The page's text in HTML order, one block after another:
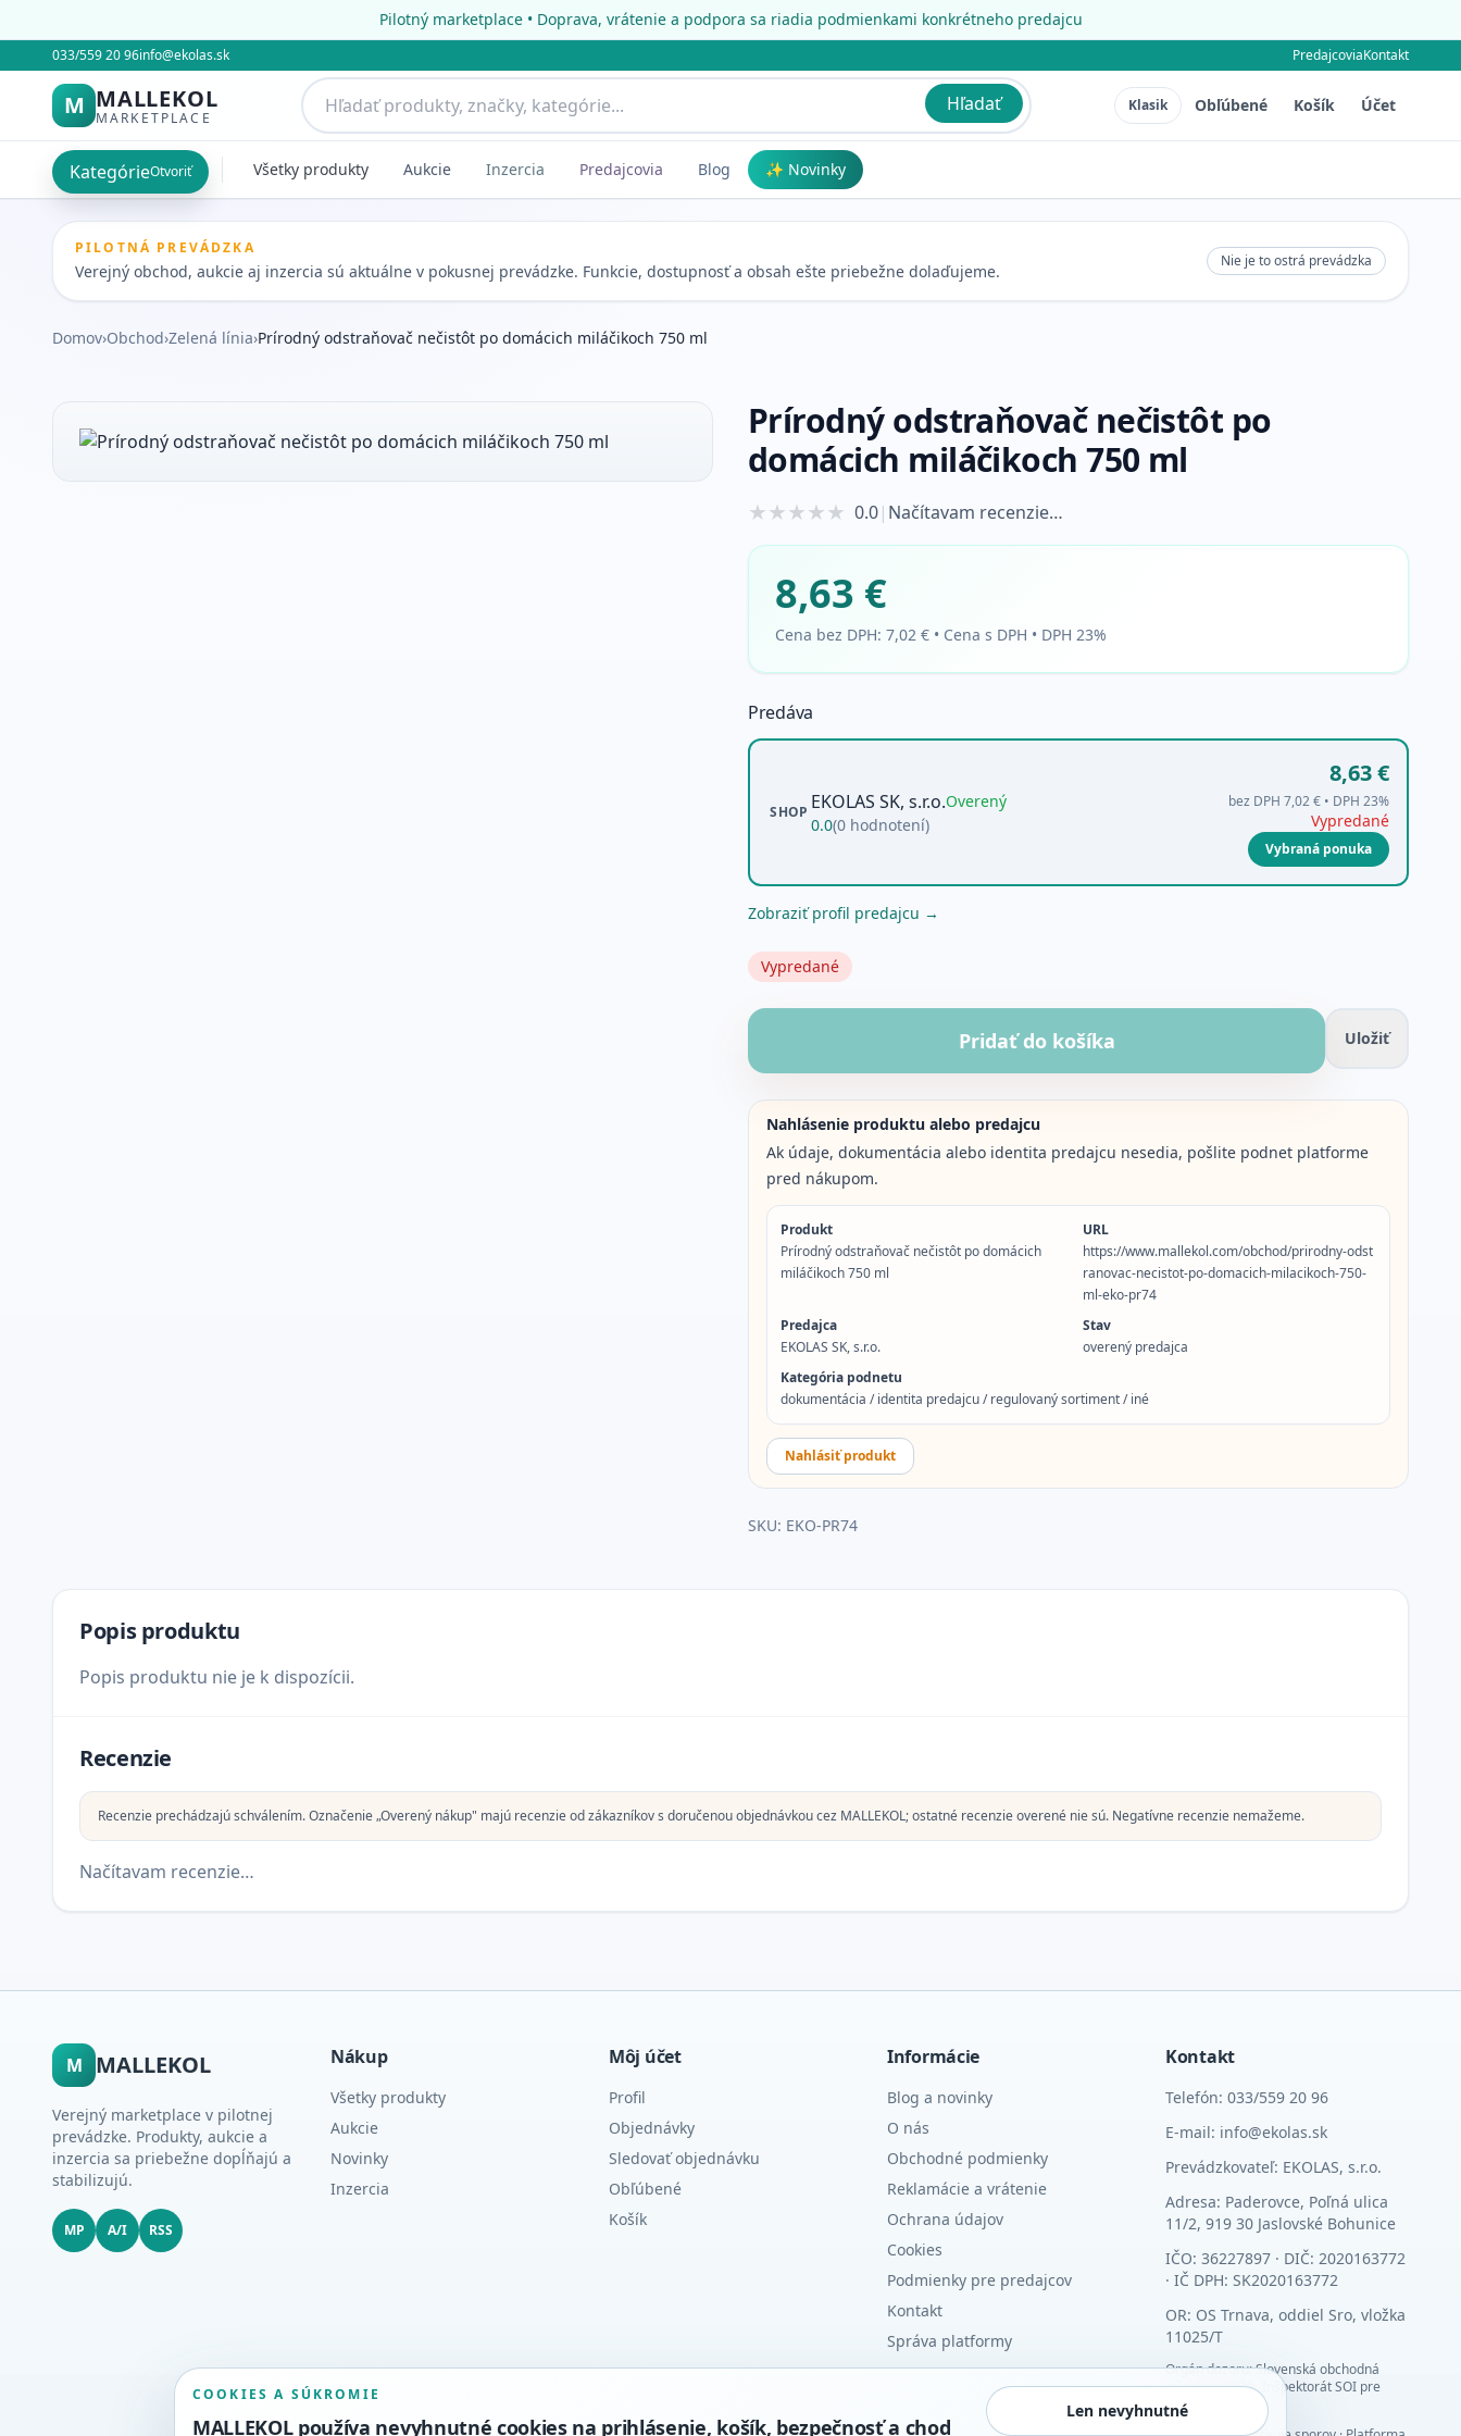
Pilotný marketplace • Doprava, vrátenie a podpora sa riadia podmienkami konkrétneho predajcu
033/559 20 96info@ekolas.sk PredajcoviaKontakt
M MALLEKOL
MARKETPLACE
Hľadať Klasik Obľúbené Košík Účet
KategórieOtvoriť Všetky produkty Aukcie Inzercia Predajcovia Blog ✨ Novinky
PILOTNÁ PREVÁDZKA
Verejný obchod, aukcie aj inzercia sú aktuálne v pokusnej prevádzke. Funkcie, dostupnosť a obsah ešte priebežne dolaďujeme.
Nie je to ostrá prevádzka
Domov›Obchod›Zelená línia›Prírodný odstraňovač nečistôt po domácich miláčikoch 750 ml
Prírodný odstraňovač nečistôt po
domácich miláčikoch 750 ml
★★★★★ 0.0| Načítavam recenzie…
8,63 €
Cena bez DPH: 7,02 € • Cena s DPH • DPH 23%
Predáva
SHOP EKOLAS SK, s.r.o.Overený
0.0(0 hodnotení)
8,63 €
bez DPH 7,02 € • DPH 23%
Vypredané
Vybraná ponuka
Zobraziť profil predajcu →
Vypredané
Pridať do košíka Uložiť
Nahlásenie produktu alebo predajcu
Ak údaje, dokumentácia alebo identita predajcu nesedia, pošlite podnet platforme
pred nákupom.
Produkt
Prírodný odstraňovač nečistôt po domácich
miláčikoch 750 ml
URL
https://www.mallekol.com/obchod/prirodny-odst
ranovac-necistot-po-domacich-milacikoch-750-
ml-eko-pr74
Predajca
EKOLAS SK, s.r.o.
Stav
overený predajca
Kategória podnetu
dokumentácia / identita predajcu / regulovaný sortiment / iné
Nahlásiť produkt
SKU: EKO-PR74
Popis produktu
Popis produktu nie je k dispozícii.
Recenzie
Recenzie prechádzajú schválením. Označenie „Overený nákup" majú recenzie od zákazníkov s doručenou objednávkou cez MALLEKOL; ostatné recenzie overené nie sú. Negatívne recenzie nemažeme.
Načítavam recenzie…
M MALLEKOL
Verejný marketplace v pilotnej
prevádzke. Produkty, aukcie a
inzercia sa priebežne dopĺňajú a
stabilizujú.
MP A/I RSS
Nákup
Všetky produkty
Aukcie
Novinky
Inzercia
Môj účet
Profil
Objednávky
Sledovať objednávku
Obľúbené
Košík
Informácie
Blog a novinky
O nás
Obchodné podmienky
Reklamácie a vrátenie
Ochrana údajov
Cookies
Podmienky pre predajcov
Kontakt
Správa platformy
Kontakt
Telefón: 033/559 20 96
E-mail: info@ekolas.sk
Prevádzkovateľ: EKOLAS, s.r.o.
Adresa: Paderovce, Poľná ulica
11/2, 919 30 Jaslovské Bohunice
IČO: 36227897 · DIČ: 2020163772
· IČ DPH: SK2020163772
OR: OS Trnava, oddiel Sro, vložka
11025/T
Orgán dozoru: Slovenská obchodná
inšpekcia (SOI), Inšpektorát SOI pre
Trnavský kraj
COOKIES A SÚKROMIE
MALLEKOL používa nevyhnutné cookies na prihlásenie, košík, bezpečnosť a chod
Len nevyhnutné